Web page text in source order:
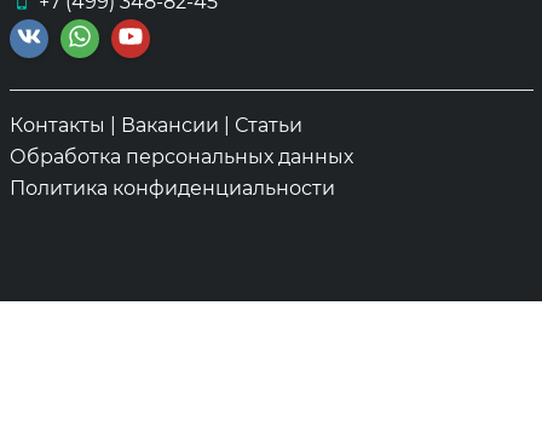
Контакты Вакансии
Статьи
Обработка персональных данных
Политика конфиденциальности